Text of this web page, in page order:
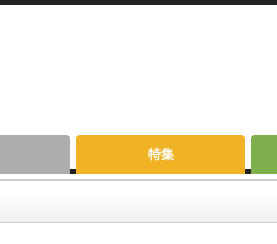
特集